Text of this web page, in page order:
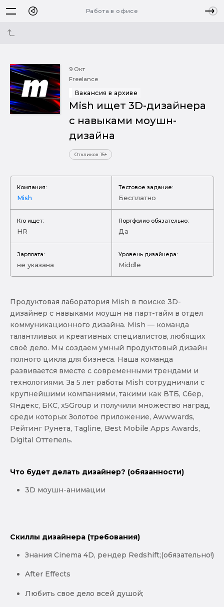
Работа в офисе
9 Окт
Freelance
Вакансия в архиве
Mish ищет 3D-дизайнера
с навыками моушн-
дизайна
Откликов 15+
Компания:
Mish
Тестовое задание:
Бесплатно
Кто ищет:
HR
Портфолио обязательно:
Да
Зарплата:
не указана
Уровень дизайнера:
Middle
Продуктовая лаборатория Mish в поиске 3D-
дизайнер с навыками моушн на парт-тайм в отдел
коммуникационного дизайна. Mish — команда
талантливых и креативных специалистов, любящих
своё дело. Мы создаем умный продуктовый дизайн
полного цикла для бизнеса. Наша команда
развивается вместе с современными трендами и
технологиями. За 5 лет работы Mish сотрудничали с
крупнейшими компаниями, такими как ВТБ, Сбер,
Яндекс, БКС, x5Group и получили множество наград,
среди которых Золотое приложение, Awwwards,
Рейтинг Рунета, Tagline, Best Mobile Apps Awards,
Digital Оттепель.
Что будет делать дизайнер? (обязанности)
3D моушн-анимации
Скиллы дизайнера (требования)
Знания Cinema 4D, рендер Redshift;(обязательно!)
After Effects
Любить свое дело всей душой;